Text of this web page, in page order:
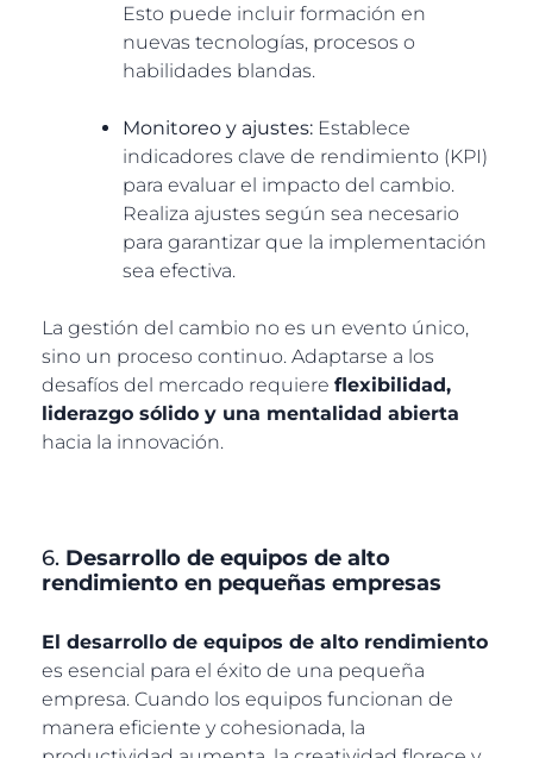
Esto puede incluir formación en
nuevas tecnologías, procesos o
habilidades blandas.
Monitoreo y ajustes: Establece
indicadores clave de rendimiento (KPI)
para evaluar el impacto del cambio.
Realiza ajustes según sea necesario
para garantizar que la implementación
sea efectiva.
La gestión del cambio no es un evento único,
sino un proceso continuo. Adaptarse a los
desafíos del mercado requiere flexibilidad,
liderazgo sólido y una mentalidad abierta
hacia la innovación.
6. Desarrollo de equipos de alto
rendimiento en pequeñas empresas
El desarrollo de equipos de alto rendimiento
es esencial para el éxito de una pequeña
empresa. Cuando los equipos funcionan de
manera eficiente y cohesionada, la